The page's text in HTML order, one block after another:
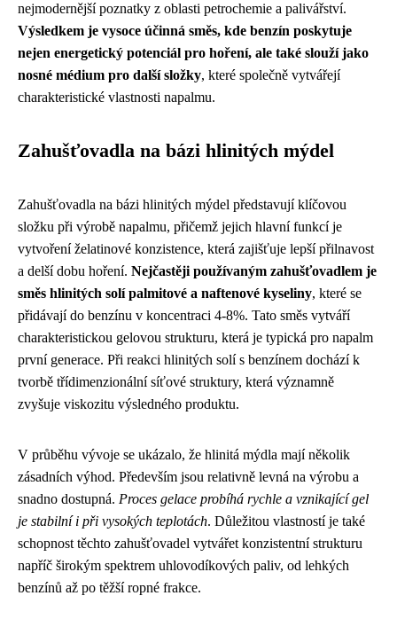
nejmodernější poznatky z oblasti petrochemie a palivářství.
Výsledkem je vysoce účinná směs, kde benzín poskytuje
nejen energetický potenciál pro hoření, ale také slouží jako
nosné médium pro další složky, které společně vytvářejí
charakteristické vlastnosti napalmu.
Zahušťovadla na bázi hlinitých mýdel
Zahušťovadla na bázi hlinitých mýdel představují klíčovou
složku při výrobě napalmu, přičemž jejich hlavní funkcí je
vytvoření želatinové konzistence, která zajišťuje lepší přilnavost
a delší dobu hoření. Nejčastěji používaným zahušťovadlem je
směs hlinitých solí palmitové a naftenové kyseliny, které se
přidávají do benzínu v koncentraci 4-8%. Tato směs vytváří
charakteristickou gelovou strukturu, která je typická pro napalm
první generace. Při reakci hlinitých solí s benzínem dochází k
tvorbě třídimenzionální síťové struktury, která významně
zvyšuje viskozitu výsledného produktu.
V průběhu vývoje se ukázalo, že hlinitá mýdla mají několik
zásadních výhod. Především jsou relativně levná na výrobu a
snadno dostupná. Proces gelace probíhá rychle a vznikající gel
je stabilní i při vysokých teplotách. Důležitou vlastností je také
schopnost těchto zahušťovadel vytvářet konzistentní strukturu
napříč širokým spektrem uhlovodíkových paliv, od lehkých
benzínů až po těžší ropné frakce.